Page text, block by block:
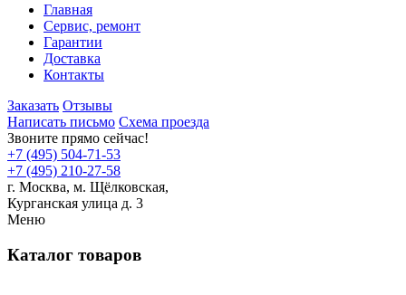
Главная
Сервис, ремонт
Гарантии
Доставка
Контакты
Заказать Отзывы
Написать письмо Схема проезда
Звоните прямо сейчас!
+7 (495) 504-71-53
+7 (495) 210-27-58
г. Москва, м. Щёлковская,
Курганская улица д. 3
Меню
Каталог товаров